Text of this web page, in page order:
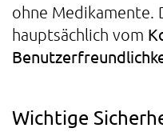
ohne Medikamente.
hauptsächlich vom
Wichtige